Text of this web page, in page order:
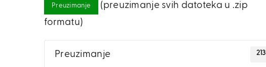
Preuzimanje
(preuzimanje svih datoteka u .zip
formatu)
Preuzimanje 213